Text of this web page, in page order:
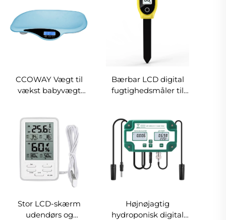
Husholdningsbrug
CCOWAY Vægt til
vækst babyvægt
vuggetræ
Bærbar LCD digital
fugtighedsmåler til
drivhus og landbrug
Stor LCD-skærm
udendørs og
Højnøjagtig
hydroponisk digital